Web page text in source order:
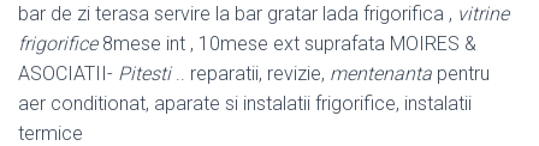
bar de zi terasa servire la bar gratar lada frigorifica , vitrine
frigorifice8mese int , 10mese ext suprafata MOIRES &
ASOCIATII- Pitesti.. reparatii, revizie, mentenanta pentru
aer conditionat, aparate si instalatii frigorifice, instalatii
termice